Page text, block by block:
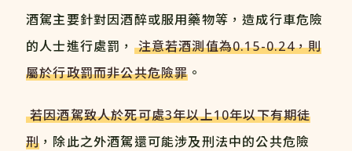
酒駕主要針對因酒醉或服用藥物等，造成行車危險
的人士進行處罰， 注意若酒測值為0.15-0.24，則
屬於行政罰而非公共危險罪 。
若因酒駕致人於死可處3年以上10年以下有期徒
刑 ，除此之外酒駕還可能涉及刑法中的公共危險